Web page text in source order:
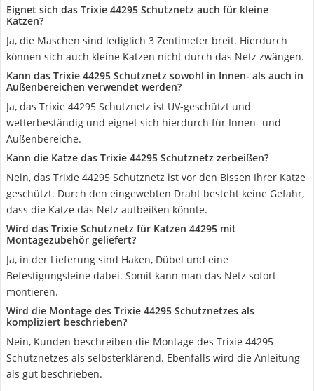
Eignet sich das Trixie 44295 Schutznetz auch für kleine
Katzen?
Ja, die Maschen sind lediglich 3 Zentimeter breit. Hierdurch
können sich auch kleine Katzen nicht durch das Netz zwängen.
Kann das Trixie 44295 Schutznetz sowohl in Innen- als auch in
Außenbereichen verwendet werden?
Ja, das Trixie 44295 Schutznetz ist UV-geschützt und
wetterbeständig und eignet sich hierdurch für Innen- und
Außenbereiche.
Kann die Katze das Trixie 44295 Schutznetz zerbeißen?
Nein, das Trixie 44295 Schutznetz ist vor den Bissen Ihrer Katze
geschützt. Durch den eingewebten Draht besteht keine Gefahr,
dass die Katze das Netz aufbeißen könnte.
Wird das Trixie Schutznetz für Katzen 44295 mit
Montagezubehör geliefert?
Ja, in der Lieferung sind Haken, Dübel und eine
Befestigungsleine dabei. Somit kann man das Netz sofort
montieren.
Wird die Montage des Trixie 44295 Schutznetzes als
kompliziert beschrieben?
Nein, Kunden beschreiben die Montage des Trixie 44295
Schutznetzes als selbsterklärend. Ebenfalls wird die Anleitung
als gut beschrieben.